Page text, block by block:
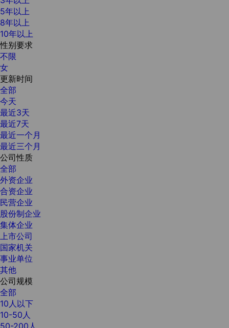
5年以上
8年以上
10年以上
性别要求
不限
女
更新时间
全部
今天
最近3天
最近7天
最近一个月
最近三个月
公司性质
全部
外资企业
合资企业
民营企业
股份制企业
集体企业
上市公司
国家机关
事业单位
其他
公司规模
全部
10人以下
10-50人
50-200人